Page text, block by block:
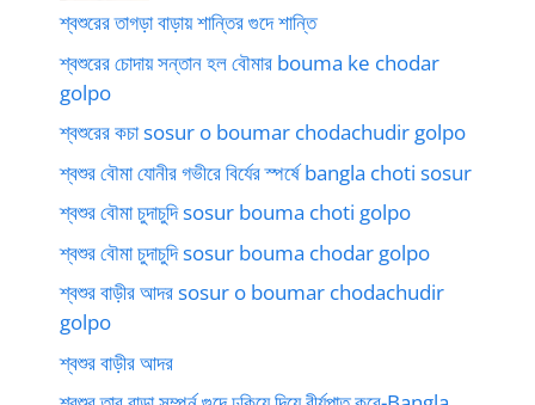
শ্বশুরের তাগড়া বাড়ায় শান্তির গুদে শান্তি
শ্বশুরের চোদায় সন্তান হল বৌমার bouma ke chodar
golpo
শ্বশুরের কচা sosur o boumar chodachudir golpo
শ্বশুর বৌমা যোনীর গভীরে বির্যের স্পর্ষে bangla choti sosur
শ্বশুর বৌমা চুদাচুদি sosur bouma choti golpo
শ্বশুর বৌমা চুদাচুদি sosur bouma chodar golpo
শ্বশুর বাড়ীর আদর sosur o boumar chodachudir
golpo
শ্বশুর বাড়ীর আদর